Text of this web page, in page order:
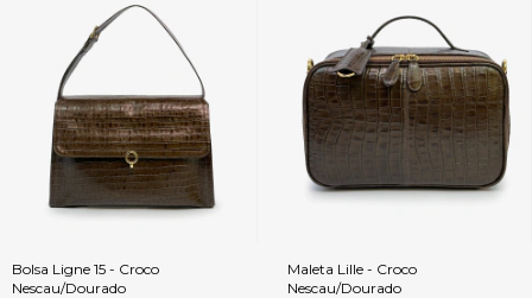
Bolsa Ligne 15 - Croco
Nescau/Dourado
Maleta Lille - Croco
Nescau/Dourado